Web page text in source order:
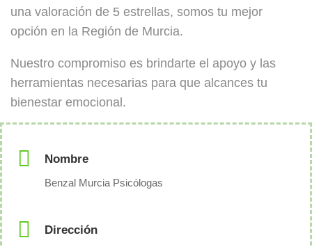
una valoración de 5 estrellas, somos tu mejor
opción en la Región de Murcia.
Nuestro compromiso es brindarte el apoyo y las
herramientas necesarias para que alcances tu
bienestar emocional.
Nombre
Benzal Murcia Psicólogas
Dirección